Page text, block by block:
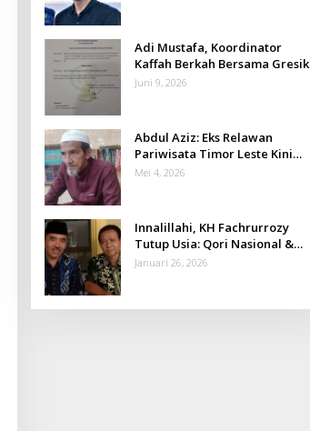
Adi Mustafa, Koordinator
Kaffah Berkah Bersama Gresik
Juni 9, 2026
Abdul Aziz: Eks Relawan
Pariwisata Timor Leste Kini
Takmir Kalisat
Mei 4, 2026
Innalillahi, KH Fachrurrozy
Tutup Usia: Qori Nasional &
Mantan Kadis Kemenag yang
Januari 26, 2026